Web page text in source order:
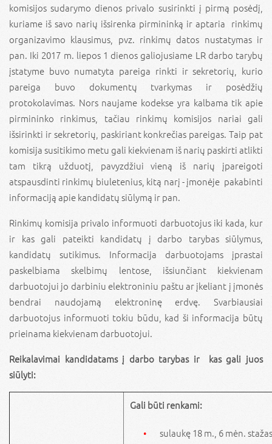
komisijos sudarymo dienos privalo susirinkti į pirmą posėdį,
kuriame iš savo narių išsirenka pirmininką ir aptaria rinkimų
organizavimo klausimus, pvz. rinkimų datos nustatymas ir
pan. Iki 2017 m. liepos 1 dienos galiojusiame LR darbo tarybų
įstatyme buvo numatyta pareiga rinkti ir sekretorių, kurio
pareiga buvo dokumentų tvarkymas ir posėdžių
protokolavimas. Nors naujame kodekse yra kalbama tik apie
pirmininko rinkimus, tačiau rinkimų komisijos nariai gali
išsirinkti ir sekretorių, paskiriant konkrečias pareigas. Taip pat
komisija susitikimo metu gali kiekvienam iš narių paskirti atlikti
tam tikrą užduotį, pavyzdžiui vieną iš narių įpareigoti
atspausdinti rinkimų biuletenius, kitą narį - įmonėje pakabinti
informaciją apie kandidatų siūlymą ir pan.
Rinkimų komisija privalo informuoti darbuotojus iki kada, kur
ir kas gali pateikti kandidatų į darbo tarybas siūlymus,
kandidatų sutikimus. Informacija darbuotojams įprastai
paskelbiama skelbimų lentose, išsiunčiant kiekvienam
darbuotojui jo darbiniu elektroniniu paštu ar įkeliant į įmonės
bendrai naudojamą elektroninę erdvę. Svarbiausiai
darbuotojus informuoti tokiu būdu, kad ši informacija būtų
prieinama kiekvienam darbuotojui.
Reikalavimai kandidatams į darbo tarybas ir kas gali juos
siūlyti:
Gali būti renkami:
sulaukę 18 m., 6 mėn.